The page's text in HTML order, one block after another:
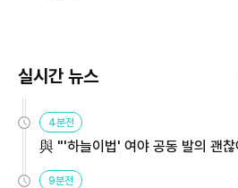
실시간 뉴스
4분전
與 "'하늘이법' 여야 공동 발의 괜
9분전